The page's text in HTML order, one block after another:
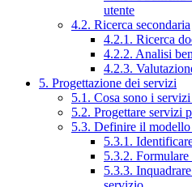
utente
4.2. Ricerca secondaria
4.2.1. Ricerca
4.2.2. Analisi
4.2.3.
5. Progettazione dei servizi
5.1. Cosa sono i
5.2. Progettare servizi
5.3. Definire il
5.3.1.
5.3.2.
5.3.3.